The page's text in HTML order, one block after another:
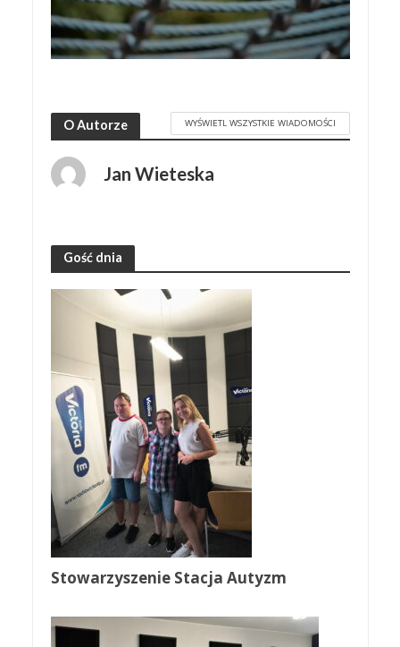
O Autorze WYŚWIETL WSZYSTKIE WIADOMOŚCI
Jan Wieteska
Gość dnia
Stowarzyszenie Stacja Autyzm